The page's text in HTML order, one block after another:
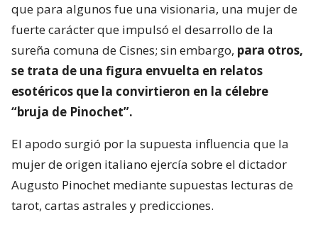
que para algunos fue una visionaria, una mujer de
fuerte carácter que impulsó el desarrollo de la
sureña comuna de Cisnes; sin embargo, para otros,
se trata de una figura envuelta en relatos
esotéricos que la convirtieron en la célebre
“bruja de Pinochet”.
El apodo surgió por la supuesta influencia que la
mujer de origen italiano ejercía sobre el dictador
Augusto Pinochet mediante supuestas lecturas de
tarot, cartas astrales y predicciones.